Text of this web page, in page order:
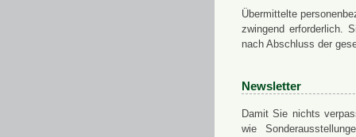
Übermittelte
zwingend erforderlich.
nach Abschluss der
Newsletter
Damit Sie nichts
wie